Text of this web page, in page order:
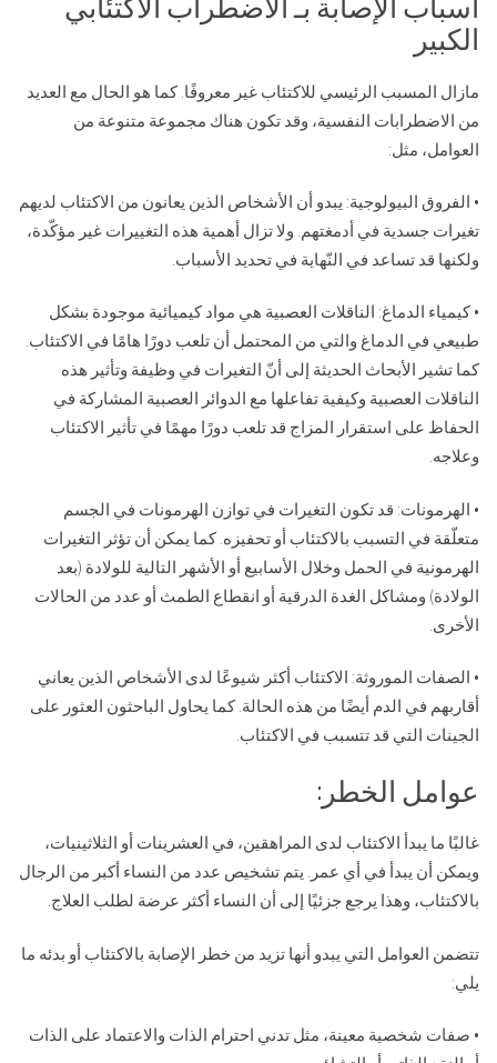
الكبير
مازال المسبب الرئيسي للاكتئاب غير معروفًا. كما هو الحال مع العديد
من الاضطرابات النفسية، وقد تكون هناك مجموعة متنوعة من
العوامل، مثل:
• الفروق البيولوجية: يبدو أن الأشخاص الذين يعانون من الاكتئاب لديهم
تغيرات جسدية في أدمغتهم. ولا تزال أهمية هذه التغييرات غير مؤكّدة،
ولكنها قد تساعد في النّهاية في تحديد الأسباب.
• كيمياء الدماغ: الناقلات العصبية هي مواد كيميائية موجودة بشكل
طبيعي في الدماغ والتي من المحتمل أن تلعب دورًا هامًا في الاكتئاب.
كما تشير الأبحاث الحديثة إلى أنّ التغيرات في وظيفة وتأثير هذه
الناقلات العصبية وكيفية تفاعلها مع الدوائر العصبية المشاركة في
الحفاظ على استقرار المزاج قد تلعب دورًا مهمًا في تأثير الاكتئاب
وعلاجه.
• الهرمونات: قد تكون التغيرات في توازن الهرمونات في الجسم
متعلّقة في التسبب بالاكتئاب أو تحفيزه. كما يمكن أن تؤثر التغيرات
الهرمونية في الحمل وخلال الأسابيع أو الأشهر التالية للولادة (بعد
الولادة) ومشاكل الغدة الدرقية أو انقطاع الطمث أو عدد من الحالات
الأخرى.
• الصفات الموروثة: الاكتئاب أكثر شيوعًا لدى الأشخاص الذين يعاني
أقاربهم في الدم أيضًا من هذه الحالة. كما يحاول الباحثون العثور على
الجينات التي قد تتسبب في الاكتئاب.
عوامل الخطر:
غالبًا ما يبدأ الاكتئاب لدى المراهقين، في العشرينات أو الثلاثينيات،
ويمكن أن يبدأ في أي عمر. يتم تشخيص عدد من النساء أكبر من الرجال
بالاكتئاب، وهذا يرجع جزئيًا إلى أن النساء أكثر عرضة لطلب العلاج.
تتضمن العوامل التي يبدو أنها تزيد من خطر الإصابة بالاكتئاب أو بدئه ما
يلي:
• صفات شخصية معينة، مثل تدني احترام الذات والاعتماد على الذات